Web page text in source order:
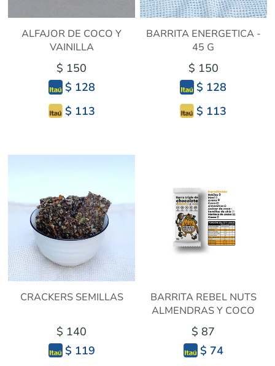
ALFAJOR DE COCO Y
VAINILLA
$ 150
$ 128
$ 113
BARRITA ENERGETICA -
45 G
$ 150
$ 128
$ 113
CRACKERS SEMILLAS
$ 140
$ 119
BARRITA REBEL NUTS
ALMENDRAS Y COCO
$ 87
$ 74